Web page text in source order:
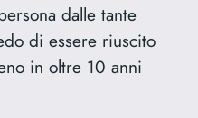
dalle tante
di essere riuscito
in oltre 10 anni